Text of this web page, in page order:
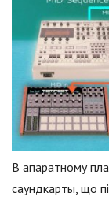
В апаратному
саундкарты, що